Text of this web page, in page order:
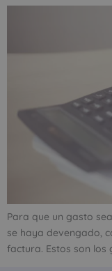
Para que un gasto
se haya devengado,
factura. Estos son los